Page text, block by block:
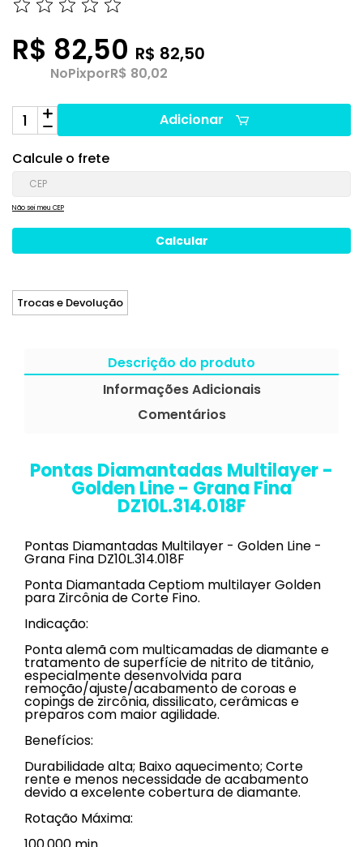
R$ 82,50 R$ 82,50
NoPixporR$ 80,02
Adicionar
Calcule o frete
Não sei meu CEP
Trocas e Devolução
Descrição do produto
Informações Adicionais
Comentários
Pontas Diamantadas Multilayer -
Golden Line - Grana Fina
DZ10L.314.018F
Pontas Diamantadas Multilayer - Golden Line -
Grana Fina DZ10L.314.018F
Ponta Diamantada Ceptiom multilayer Golden
para Zircônia de Corte Fino.
Indicação:
Ponta alemã com multicamadas de diamante e
tratamento de superfície de nitrito de titânio,
especialmente desenvolvida para
remoção/ajuste/acabamento de coroas e
copings de zircônia, dissilicato, cerâmicas e
preparos com maior agilidade.
Benefícios:
Durabilidade alta; Baixo aquecimento; Corte
rente e menos necessidade de acabamento
devido a excelente cobertura de diamante.
Rotação Máxima: